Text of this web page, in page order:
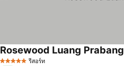
5 ดาว รีสอร์ท
Rosewood Luang Prabang